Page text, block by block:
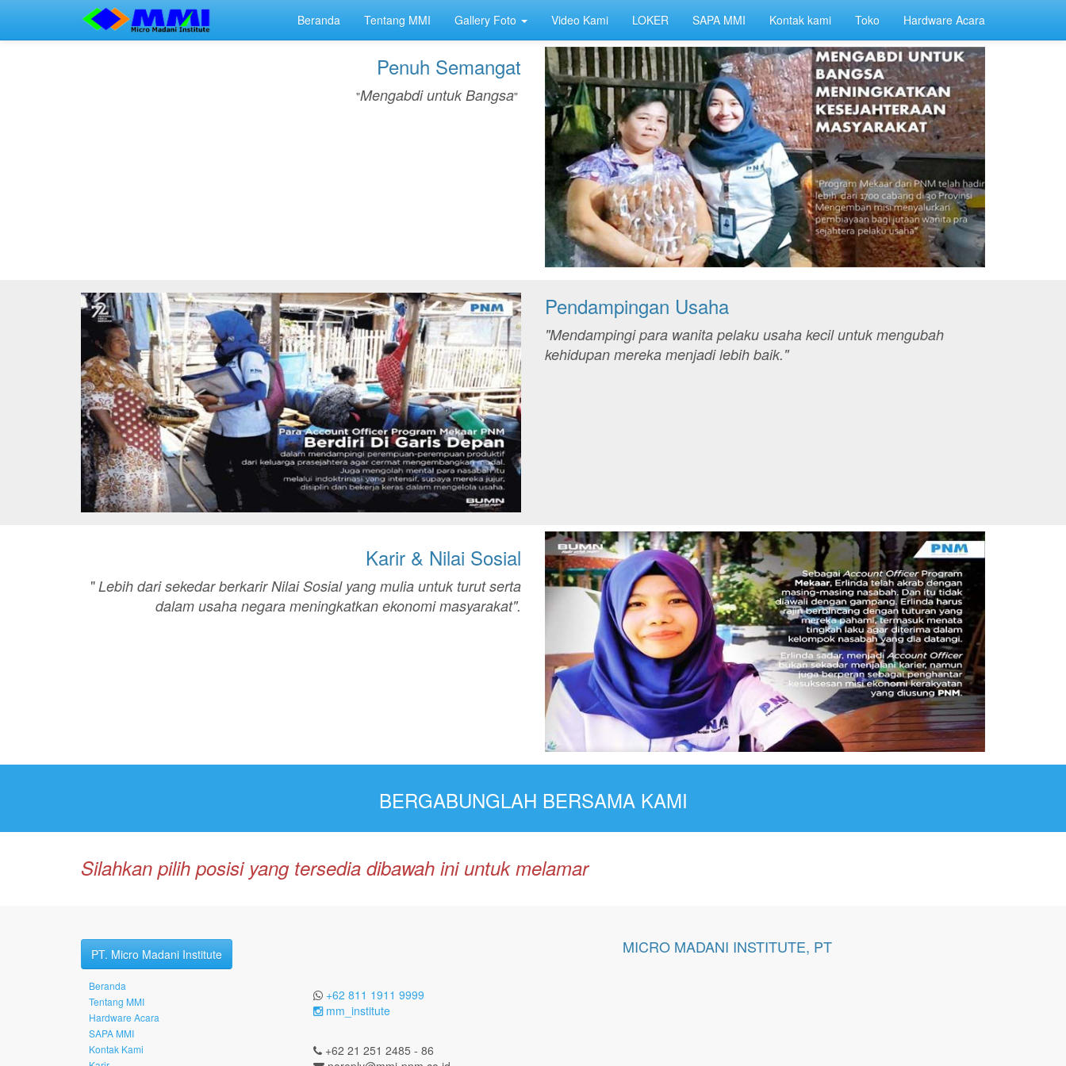
Beranda Tentang MMI Gallery Foto Video Kami LOKER SAPA MMI Kontak kami Toko Hardware Acara
Penuh Semangat
"Mengabdi untuk Bangsa"
Pendampingan Usaha
"Mendampingi para wanita pelaku usaha kecil untuk mengubah
kehidupan mereka menjadi lebih baik."
Karir & Nilai Sosial
"Lebih dari sekedar berkarir Nilai Sosial yang mulia untuk turut serta
dalam usaha negara meningkatkan ekonomi masyarakat".
BERGABUNGLAH BERSAMA KAMI
Silahkan pilih posisi yang tersedia dibawah ini untuk melamar
PT. Micro Madani Institute
Beranda
Tentang MMI
Hardware Acara
SAPA MMI
Kontak Kami
+62 811 1911 9999
mm_institute
+62 21 251 2485 - 86
MICRO MADANI INSTITUTE, PT